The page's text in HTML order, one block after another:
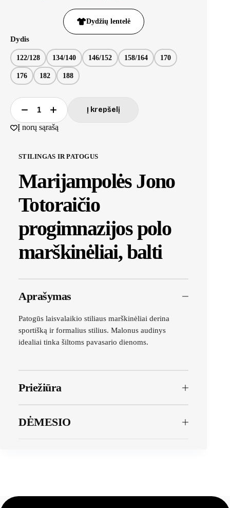
Dydžių lentelė
Dydis
122/128 134/140 146/152 158/164 170
176 182 188
Į krepšelį
Į norų sąrašą
STILINGAS IR PATOGUS
Marijampolės Jono
Totoraičio
progimnazijos polo
marškinėliai, balti
Aprašymas
Patogūs laisvalaikio stiliaus marškinėliai derina
sportišką ir formalius stilius. Malonus audinys
idealiai tinka šiltoms pavasario dienoms.
Priežiūra
DĖMESIO